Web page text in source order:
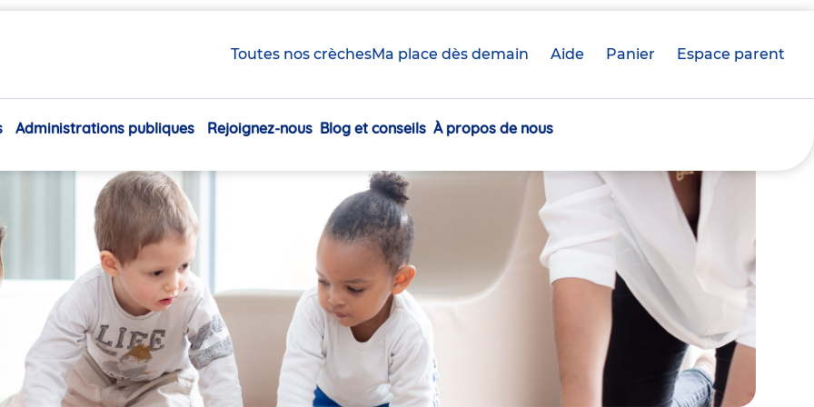
Toutes nos crèchesMa place dès demain Aide Panier crèche(s)
Espace parent
Navigation
Administrations publiques Rejoignez-nous Blog et conseils À propos de nous